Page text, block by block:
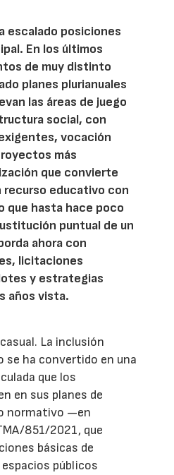
escalado posiciones
En los últimos
de muy distinto
planes plurianuales
las áreas de juego
social, con
vocación
más
que convierte
recurso educativo con
que hasta hace poco
puntual de un
ahora con
licitaciones
y estrategias
años vista.
La inclusión
se ha convertido en una
que los
en sus planes de
normativo —en
851/2021, que
básicas de
públicos